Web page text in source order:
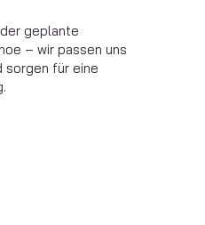
geplante
– wir passen uns
sorgen für eine